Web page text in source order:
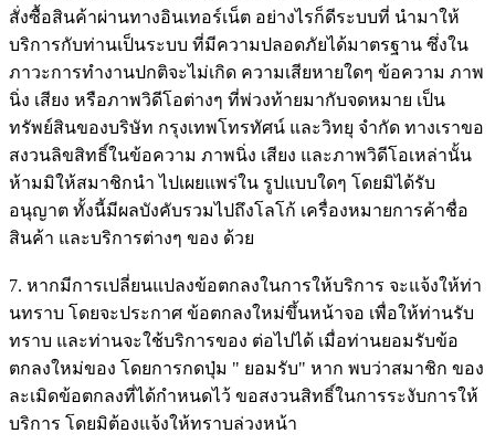
สั่งซื้อสินค้าผ่านทางอินเทอร์เน็ต อย่างไรก็ดีระบบที่ นำมาให้
บริการกับท่านเป็นระบบ ที่มีความปลอดภัยได้มาตรฐาน ซึ่งใน
ภาวะการทำงานปกติจะไม่เกิด ความเสียหายใดๆ ข้อความ ภาพ
นิ่ง เสียง หรือภาพวิดีโอต่างๆ ที่พ่วงท้ายมากับจดหมาย เป็น
ทรัพย์สินของบริษัท กรุงเทพโทรทัศน์ และวิทยุ จำกัด ทางเราขอ
สงวนลิขสิทธิ์ในข้อความ ภาพนิ่ง เสียง และภาพวิดีโอเหล่านั้น
ห้ามมิให้สมาชิกนำ ไปเผยแพร่ใน รูปแบบใดๆ โดยมิได้รับ
อนุญาต ทั้งนี้มีผลบังคับรวมไปถึงโลโก้ เครื่องหมายการค้าชื่อ
สินค้า และบริการต่างๆ ของ ด้วย
7. หากมีการเปลี่ยนแปลงข้อตกลงในการให้บริการ จะแจ้งให้ท่า
นทราบ โดยจะประกาศ ข้อตกลงใหม่ขึ้นหน้าจอ เพื่อให้ท่านรับ
ทราบ และท่านจะใช้บริการของ ต่อไปได้ เมื่อท่านยอมรับข้อ
ตกลงใหม่ของ โดยการกดปุ่ม " ยอมรับ" หาก พบว่าสมาชิก ของ
ละเมิดข้อตกลงที่ได้กำหนดไว้ ขอสงวนสิทธิ์ในการระงับการให้
บริการ โดยมิต้องแจ้งให้ทราบล่วงหน้า